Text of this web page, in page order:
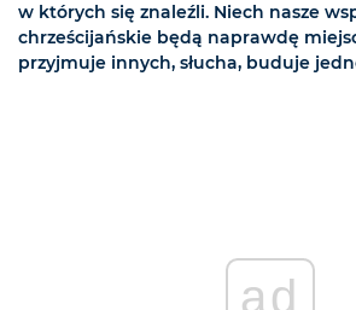
w których się znaleźli. Niech nasze
chrześcijańskie będą naprawdę
przyjmuje innych, słucha, buduje
ad